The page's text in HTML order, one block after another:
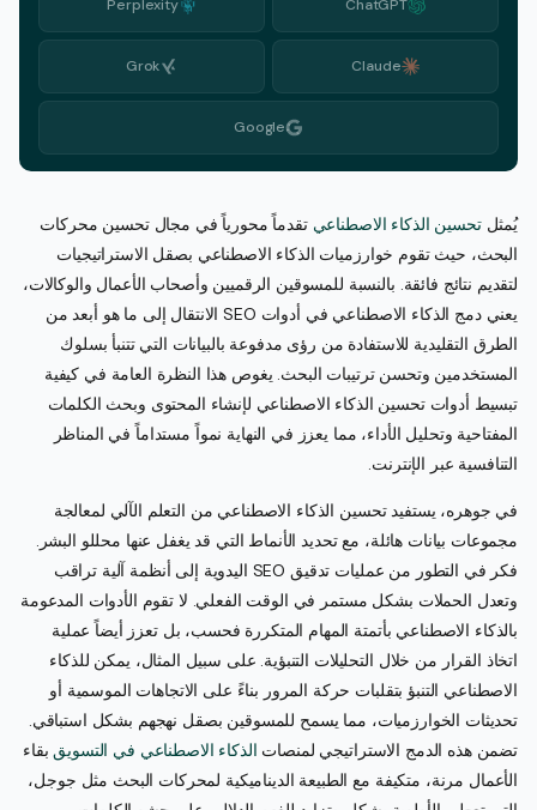
ChatGPT
Perplexity
Claude
Grok
Google
يُمثلتحسين الذكاء الاصطناعي تقدماً محورياً في مجال تحسين محركات
البحث، حيث تقوم خوارزميات الذكاء الاصطناعي بصقل الاستراتيجيات
لتقديم نتائج فائقة. بالنسبة للمسوقين الرقميين وأصحاب الأعمال والوكالات،
يعني دمج الذكاء الاصطناعي في أدوات SEO الانتقال إلى ما هو أبعد من
الطرق التقليدية للاستفادة من رؤى مدفوعة بالبيانات التي تتنبأ بسلوك
المستخدمين وتحسن ترتيبات البحث. يغوص هذا النظرة العامة في كيفية
تبسيط أدوات تحسين الذكاء الاصطناعي لإنشاء المحتوى وبحث الكلمات
المفتاحية وتحليل الأداء، مما يعزز في النهاية نمواً مستداماً في المناظر
التنافسية عبر الإنترنت.
في جوهره، يستفيد تحسين الذكاء الاصطناعي من التعلم الآلي لمعالجة
مجموعات بيانات هائلة، مع تحديد الأنماط التي قد يغفل عنها محللو البشر.
فكر في التطور من عمليات تدقيق SEO اليدوية إلى أنظمة آلية تراقب
وتعدل الحملات بشكل مستمر في الوقت الفعلي. لا تقوم الأدوات المدعومة
بالذكاء الاصطناعي بأتمتة المهام المتكررة فحسب، بل تعزز أيضاً عملية
اتخاذ القرار من خلال التحليلات التنبؤية. على سبيل المثال، يمكن للذكاء
الاصطناعي التنبؤ بتقلبات حركة المرور بناءً على الاتجاهات الموسمية أو
تحديثات الخوارزميات، مما يسمح للمسوقين بصقل نهجهم بشكل استباقي.
تضمن هذه الدمج الاستراتيجي لمنصات الذكاء الاصطناعي في التسويقبقاء
الأعمال مرنة، متكيفة مع الطبيعة الديناميكية لمحركات البحث مثل جوجل،